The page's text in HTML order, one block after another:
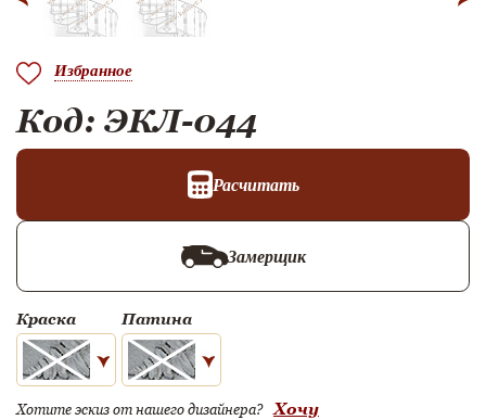
Избранное
Код: ЭКЛ-044
Расчитать
Замерщик
Краска Патина
Хотите эскиз от нашего дизайнера? Хочу